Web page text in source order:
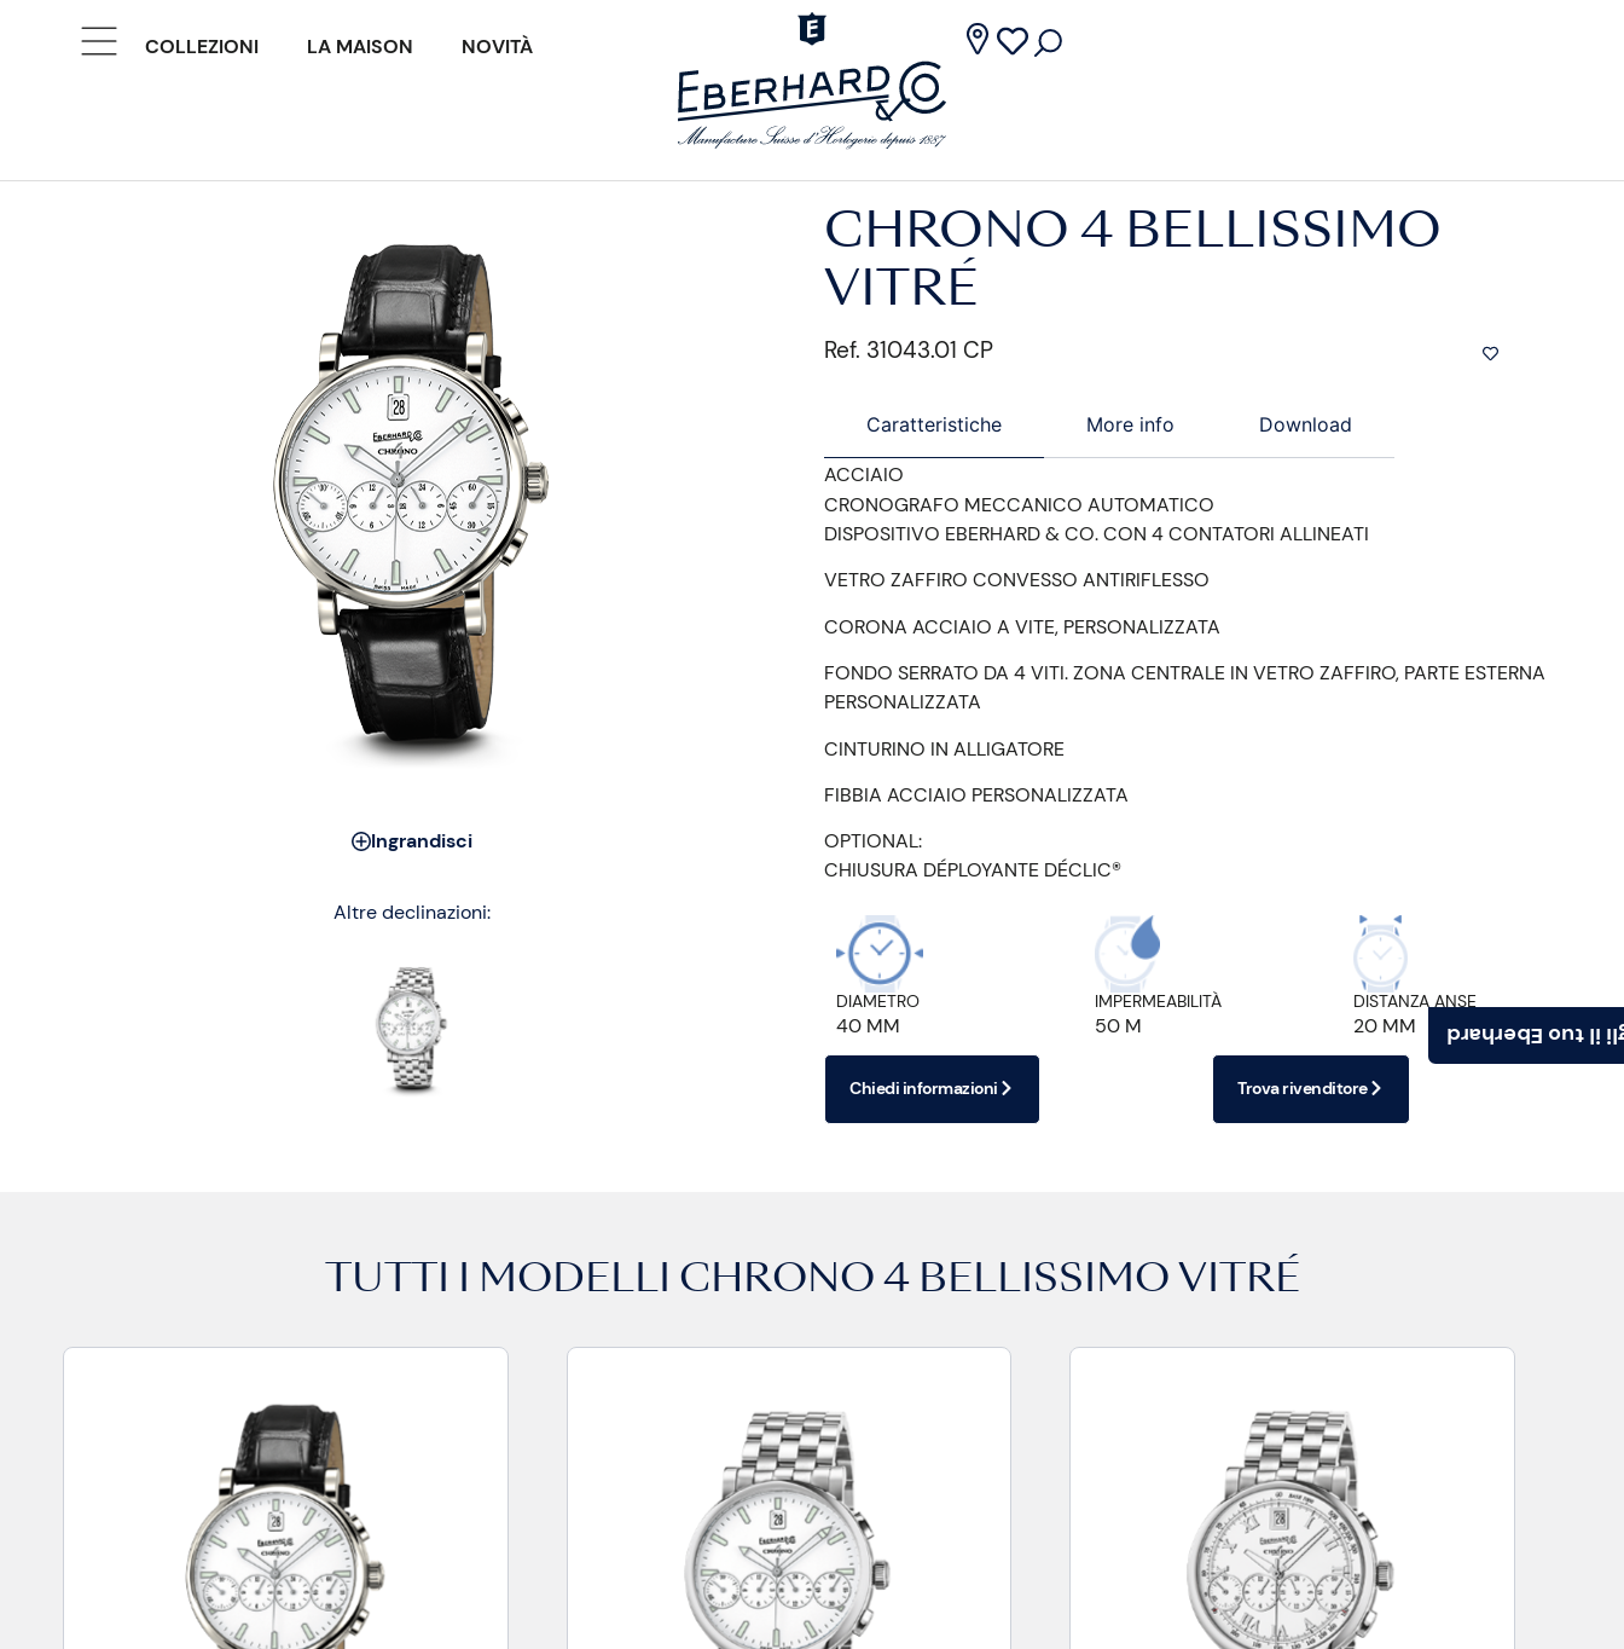
COLLEZIONI LA MAISON NOVITÀ
Scegli il tuo
Ingrandisci
Altre declinazioni:
CHRONO 4 BELLISSIMO
VITRÉ
Ref. 31043.01 CP
Caratteristiche More info Download
ACCIAIO
CRONOGRAFO MECCANICO AUTOMATICO
DISPOSITIVO EBERHARD & CO. CON 4 CONTATORI ALLINEATI
VETRO ZAFFIRO CONVESSO ANTIRIFLESSO
CORONA ACCIAIO A VITE, PERSONALIZZATA
FONDO SERRATO DA 4 VITI. ZONA CENTRALE IN VETRO ZAFFIRO, PARTE ESTERNA
PERSONALIZZATA
CINTURINO IN ALLIGATORE
FIBBIA ACCIAIO PERSONALIZZATA
OPTIONAL:
CHIUSURA DÉPLOYANTE DÉCLIC®
DIAMETRO
40 MM
IMPERMEABILITÀ
50 M
DISTANZA ANSE
20 MM
Chiedi informazioni Trova rivenditore
TUTTI I MODELLI CHRONO 4 BELLISSIMO VITRÉ